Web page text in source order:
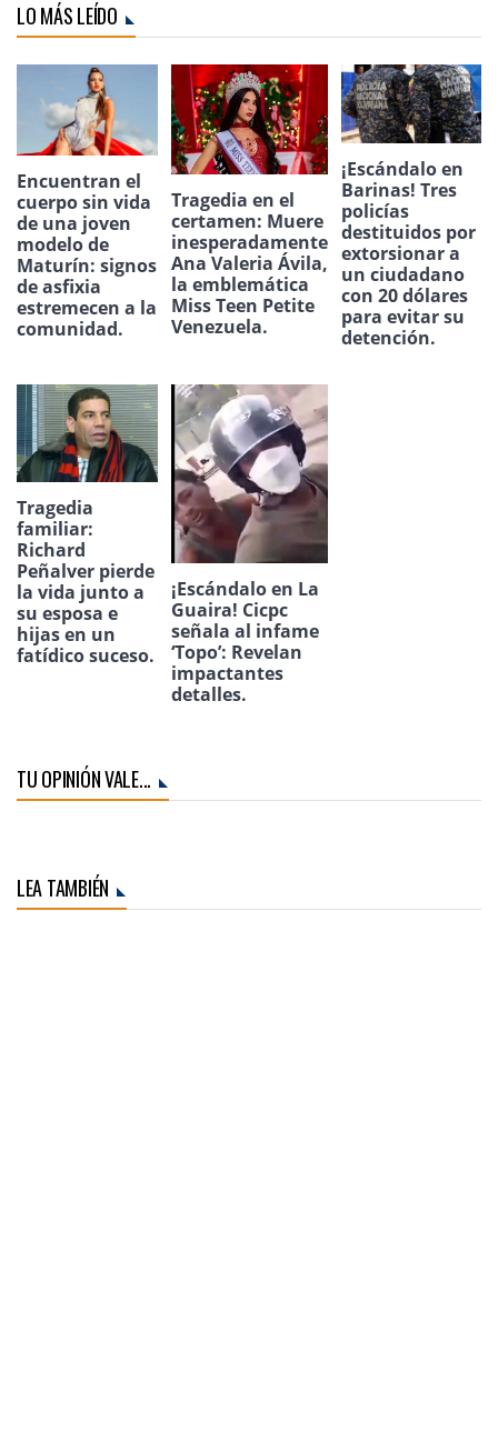
LO MÁS LEÍDO
Encuentran el
cuerpo sin vida
de una joven
modelo de
Maturín: signos
de asfixia
estremecen a la
comunidad.
Tragedia en el
certamen: Muere
inesperadamente
Ana Valeria Ávila,
la emblemática
Miss Teen Petite
Venezuela.
¡Escándalo en
Barinas! Tres
policías
destituidos por
extorsionar a
un ciudadano
con 20 dólares
para evitar su
detención.
Tragedia
familiar:
Richard
Peñalver pierde
la vida junto a
su esposa e
hijas en un
fatídico suceso.
¡Escándalo en La
Guaira! Cicpc
señala al infame
‘Topo’: Revelan
impactantes
detalles.
TU OPINIÓN VALE...
LEA TAMBIÉN